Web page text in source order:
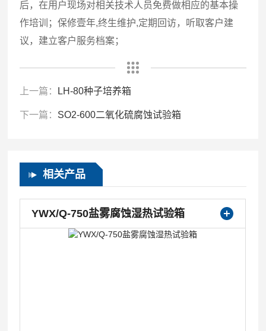
后，在用户现场对相关技术人员免费做相应的基本操
作培训；保修壹年,终生维护,定期回访，听取客户建
议，建立客户服务档案；
上一篇： LH-80种子培养箱
下一篇： SO2-600二氧化硫腐蚀试验箱
相关产品
YWX/Q-750盐雾腐蚀湿热试验箱